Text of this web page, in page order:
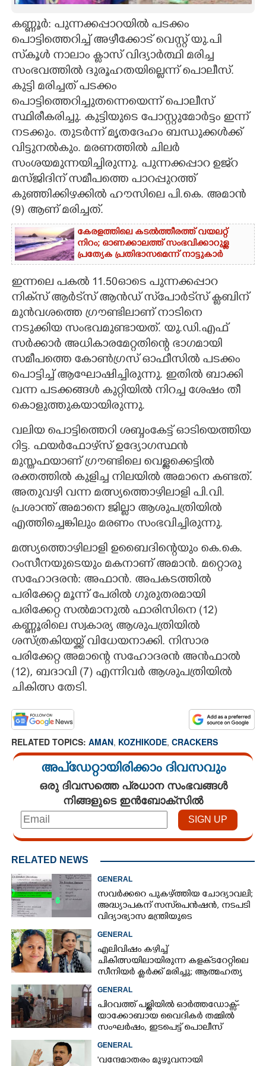
CARTOONS
LITERATURE
ZOOM
കണ്ണൂർ: പുന്നക്കപ്പാറയിൽ പടക്കം
പൊട്ടിത്തെറിച്ച് അഴീക്കോട് വെസ്റ്റ് യു.പി
സ്‌കൂൾ നാലാം ക്ലാസ് വിദ്യാർത്ഥി മരിച്ച
സംഭവത്തിൽ ദുരൂഹതയില്ലെന്ന് പൊലീസ്.
കുട്ടി മരിച്ചത് പടക്കം
പൊട്ടിത്തെറിച്ചുതന്നെയെന്ന് പൊലീസ്
സ്ഥിരീകരിച്ചു. കുട്ടിയുടെ പോസ്റ്റുമോർട്ടം ഇന്ന്
നടക്കും. തുടർന്ന് മൃതദേഹം ബന്ധുക്കൾക്ക്
വിട്ടുനൽകും. മരണത്തിൽ ചിലർ
സംശയമുന്നയിച്ചിരുന്നു. പുന്നക്കപ്പാറ ഉജ്‌റ
മസ്ജിദിന് സമീപത്തെ പാറപ്പുറത്ത്
കുഞ്ഞിക്കിഴക്കിൽ ഹൗസിലെ പി.കെ. അമാൻ
(9) ആണ് മരിച്ചത്.
കേരളത്തിലെ കടൽത്തീരത്ത് വയലറ്റ്
നിറം; ഓണക്കാലത്ത് സംഭവിക്കാറുള്ള
പ്രത്യേക പ്രതിഭാസമെന്ന് നാട്ടുകാർ
ഇന്നലെ പകൽ 11.50ഓടെ പുന്നക്കപ്പാറ
നിക്‌സ് ആർട്‌സ് ആൻഡ് സ്‌പോർട്‌സ് ക്ലബിന്
മുൻവശത്തെ ഗ്രൗണ്ടിലാണ് നാടിനെ
നടുക്കിയ സംഭവമുണ്ടായത്. യു.ഡി.എഫ്
സർക്കാർ അധികാരമേറ്റതിന്റെ ഭാഗമായി
സമീപത്തെ കോൺഗ്രസ് ഓഫീസിൽ പടക്കം
പൊട്ടിച്ച് ആഘോഷിച്ചിരുന്നു. ഇതിൽ ബാക്കി
വന്ന പടക്കങ്ങൾ കുറ്റിയിൽ നിറച്ച ശേഷം തീ
കൊളുത്തുകയായിരുന്നു.
വലിയ പൊട്ടിത്തെറി ശബ്ദംകേട്ട് ഓടിയെത്തിയ
റിട്ട. ഫയർഫോഴ്‌സ് ഉദ്യോഗസ്ഥൻ
മുസ്തഫയാണ് ഗ്രൗണ്ടിലെ വെള്ളക്കെട്ടിൽ
രക്തത്തിൽ കുളിച്ച നിലയിൽ അമാനെ കണ്ടത്.
അതുവഴി വന്ന മത്സ്യത്തൊഴിലാളി പി.വി.
പ്രശാന്ത് അമാനെ ജില്ലാ ആശുപത്രിയിൽ
എത്തിച്ചെങ്കിലും മരണം സംഭവിച്ചിരുന്നു.
മത്സ്യത്തൊഴിലാളി ഉബൈദിന്റെയും കെ.കെ.
റംസീനയുടെയും മകനാണ് അമാൻ. മറ്റൊരു
സഹോദരൻ: അഫാൻ. അപകടത്തിൽ
പരിക്കേറ്റ മൂന്ന് പേരിൽ ഗുരുതരമായി
പരിക്കേറ്റ സൽമാനുൽ ഫാരിസിനെ (12)
കണ്ണൂരിലെ സ്വകാര്യ ആശുപത്രിയിൽ
ശസ്ത്രകിയയ്ക്ക് വിധേയനാക്കി. നിസാര
പരിക്കേറ്റ അമാന്റെ സഹോദരൻ അൻഫാൽ
(12), ബദാവി (7) എന്നിവർ ആശുപത്രിയിൽ
ചികിത്സ തേടി.
RELATED TOPICS: AMAN, KOZHIKODE, CRACKERS
അപ്ഡേറ്റായിരിക്കാം ദിവസവും
ഒരു ദിവസത്തെ പ്രധാന സംഭവങ്ങൾ
നിങ്ങളുടെ ഇൻബോക്സിൽ
RELATED NEWS
GENERAL
സവർക്കറെ പുകഴ്ത്തിയ ചോദ്യാവലി;
അദ്ധ്യാപകന് സസ്‌പെൻഷൻ, നടപടി
വിദ്യാഭ്യാസ മന്ത്രിയുടെ
GENERAL
എലിവിഷം കഴിച്ച്
ചികിത്സയിലായിരുന്ന കളക്‌ടറേറ്റിലെ
സീനിയർ ക്ലർക്ക് മരിച്ചു; ആത്മഹത്യ
സംശയം
GENERAL
പിറവത്ത് പള്ളിയിൽ ഓർത്തഡോക്സ്-
യാക്കോബായ വൈദികർ തമ്മിൽ
സംഘർഷം, ഇടപെട്ട് പൊലീസ്
GENERAL
'വന്ദേമാതരം മുഴുവനായി